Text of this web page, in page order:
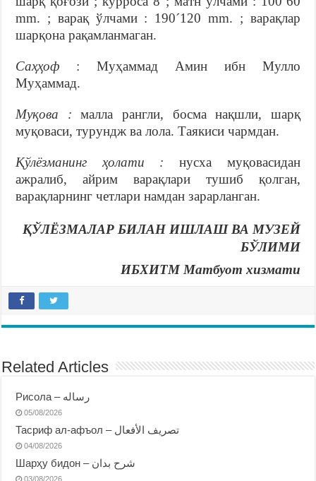
mm. ; варақ ўлчами : 190´120 mm. ; варақлар
шарқона рақамланмаган.
Саҳҳоф : Муҳаммад Амин ибн Мулло
Муҳаммад.
Муқова : малла рангли, босма нақшли, шарқ
муқоваси, турундж ва лола. Таякиси чармдан.
Қўлёзманинг ҳолати : нусха муқовасидан
ажралиб, айрим варақлари тушиб қолган,
варақларнинг четлари намдан зарарланган.
ҚЎЛЁЗМАЛАР БИЛАН ИШЛАШ ВА МУЗЕЙ
БЎЛИМИ
ИБХИТМ Матбуот хизмати
Related Articles
Рисола – رساله
05/08/2026
Тасриф ал-афъол – تصريف الأفعال
04/08/2026
Шарҳу бидон – شرح بدان
03/08/2026